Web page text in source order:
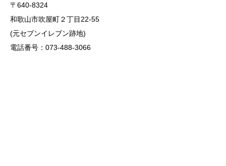
〒640-8324
和歌山市吹屋町２丁目22-55
(元セブンイレブン跡地)
電話番号：073-488-3066